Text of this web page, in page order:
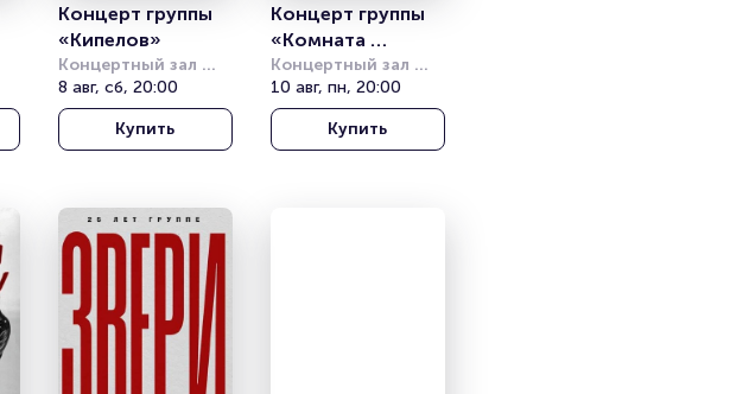
Концерт группы
«Кипелов»
Концертный зал
Фестивальный
8 авг, сб, 20:00
Купить
Концерт группы
«Комната
культуры»
Концертный зал
Фестивальный
10 авг, пн, 20:00
Купить